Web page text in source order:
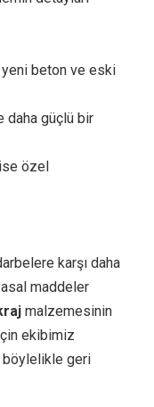
yeni beton ve eski
daha güçlü bir
ise özel
karşı daha
maddeler
malzemesinin
ekibimiz
böylelikle geri